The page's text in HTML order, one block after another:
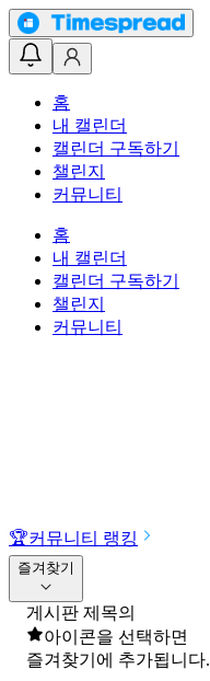
홈
내 캘린더
캘린더 구독하기
챌린지
커뮤니티
홈
내 캘린더
캘린더 구독하기
챌린지
커뮤니티
🏆커뮤니티 랭킹
즐겨찾기
게시판 제목의
아이콘을 선택하면
즐겨찾기에 추가됩니다.